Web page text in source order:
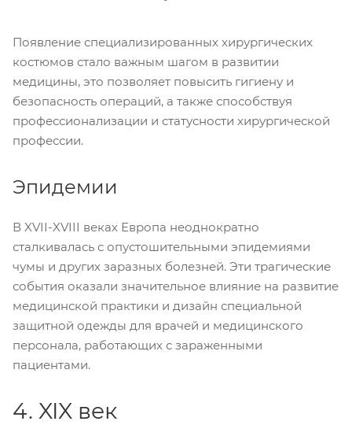
Появление специализированных хирургических
костюмов стало важным шагом в развитии
медицины, это позволяет повысить гигиену и
безопасность операций, а также способствуя
профессионализации и статусности хирургической
профессии.
Эпидемии
В XVII-XVIII веках Европа неоднократно
сталкивалась с опустошительными эпидемиями
чумы и других заразных болезней. Эти трагические
события оказали значительное влияние на развитие
медицинской практики и дизайн специальной
защитной одежды для врачей и медицинского
персонала, работающих с зараженными
пациентами.
4. XIX век